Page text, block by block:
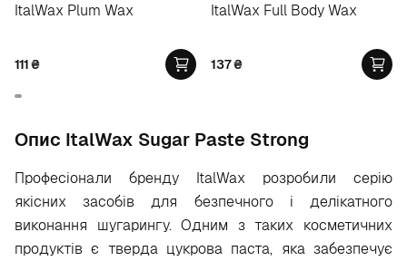
ItalWax Plum Wax
111₴
ItalWax Full Body Wax
137₴
Опис ItalWax Sugar Paste Strong
Професіонали бренду ItalWax розробили серію
якісних засобів для безпечного і делікатного
виконання шугарингу. Одним з таких косметичних
продуктів є тверда цукрова паста, яка забезпечує